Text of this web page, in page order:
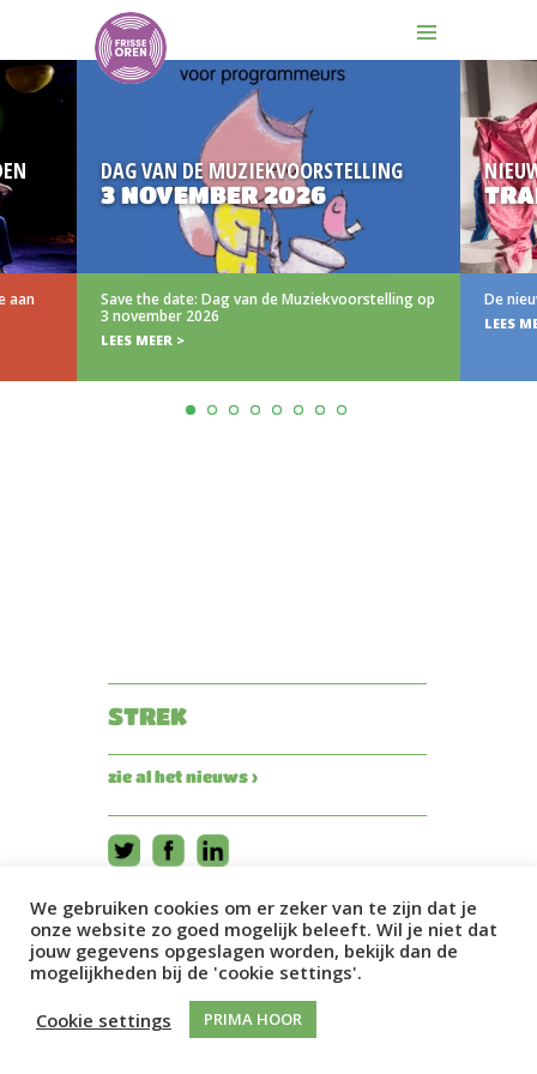
DAG VAN DE MUZIEKVOORSTELLING
3 NOVEMBER 2026
Save the date: Dag van de Muziekvoorstelling op
3 november 2026
LEES MEER >
NIEUW
De
LEES
STREK
zie al het nieuws ›
We gebruiken cookies om er zeker van te zijn dat je
onze website zo goed mogelijk beleeft. Wil je niet dat
jouw gegevens opgeslagen worden, bekijk dan de
mogelijkheden bij de 'cookie settings'.
Cookie settings
PRIMA HOOR